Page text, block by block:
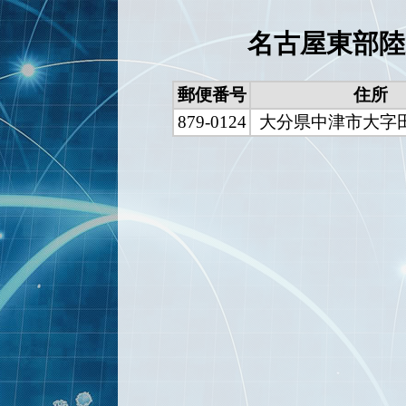
名古屋東部
郵便番号
住所
879-0124
大分県中津市大字